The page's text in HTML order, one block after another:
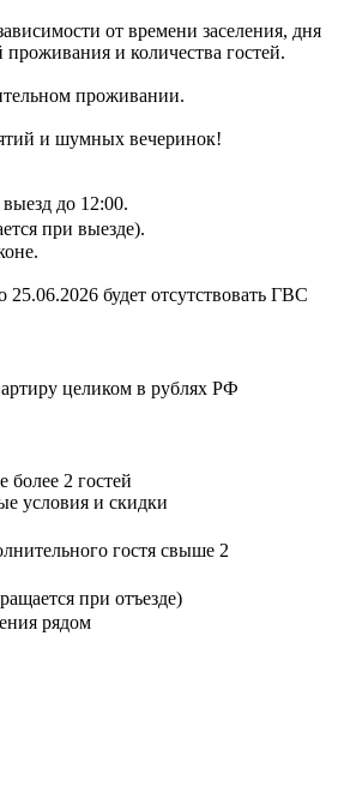
от времени заселения, дня
проживания и количества гостей.
проживании.
и шумных вечеринок!
до 12:00.
при выезде).
будет отсутствовать ГВС
целиком в рублях РФ
более 2 гостей
условия и скидки
гостя свыше 2
при отъезде)
рядом